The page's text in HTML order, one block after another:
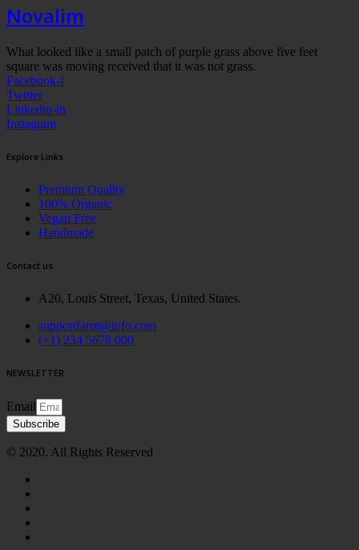
Novalim
What looked like a small patch of purple grass above five feet
square was moving received that it was not grass.
Facebook-f
Twitter
Linkedin-in
Instagram
Explore Links
Premium Quality
100% Organic
Vegan Free
Handmade
Contact us
A20, Louis Street, Texas, United States.
supportfarm@info.com
(+1) 234 5678 000
NEWSLETTER
Email
Subscribe
© 2020. All Rights Reserved